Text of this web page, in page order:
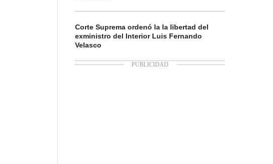
Corte Suprema ordenó la la libertad del
exministro del Interior Luis Fernando
Velasco